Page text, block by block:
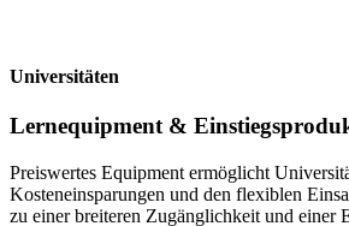
Universitäten
Lernequipment &
Preiswertes Equipment ermöglicht
Kosteneinsparungen und den flexiblen
zu einer breiteren Zugänglichkeit und einer